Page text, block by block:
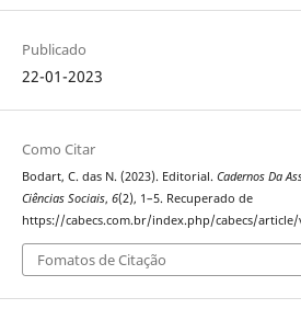
Publicado
22-01-2023
Como Citar
Bodart, C. das N. (2023). Editorial. Cadernos Da
Ciências Sociais, 6(2), 1–5. Recuperado de
https://cabecs.com.br/index.php/cabecs/
Fomatos de Citação